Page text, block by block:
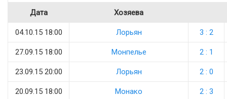
Дата Хозяева
04.10.15 18:00 Лорьян 3 : 2
27.09.15 18:00 Монпелье 2 : 1
23.09.15 20:00 Лорьян 2 : 0
20.09.15 18:00 Монако 2 : 3